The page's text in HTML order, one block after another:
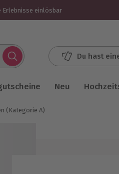
Erlebnisse einlösbar
Du hast
Neu
(Kategorie A)